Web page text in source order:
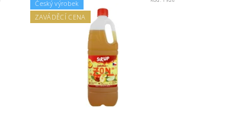
Český výrobek
ZAVÁDĚCÍ CENA